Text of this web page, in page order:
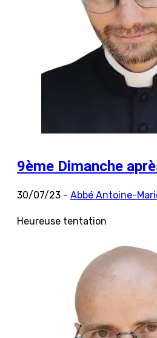
9ème Dimanche
30/07/23 - Abbé Antoine-
Heureuse tentation